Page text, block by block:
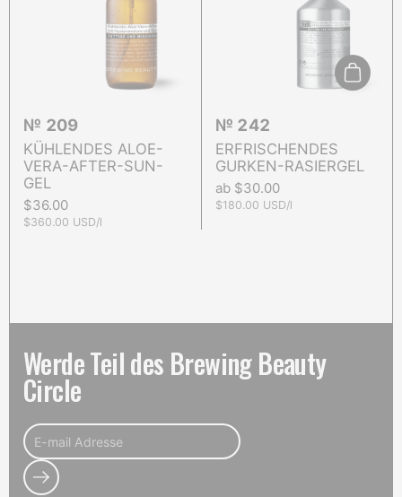
№ 209
KÜHLENDES ALOE-
VERA-AFTER-SUN-
GEL
Preis:
$36.00
Stückpreis:
$360.00 USD/l
In den
№ 242
ERFRISCHENDES
GURKEN-RASIERGEL
Preis:
ab $30.00
Stückpreis:
$180.00 USD/l
Werde Teil des Brewing Beauty
Circle
Abonnieren